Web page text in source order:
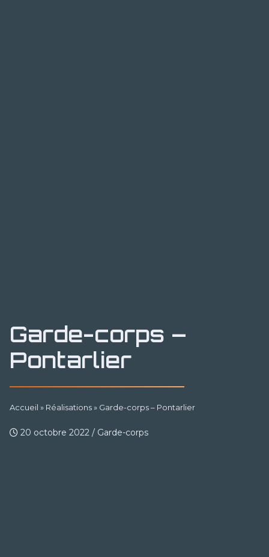
Garde-corps –
Pontarlier
Accueil » Réalisations» Garde-corps – Pontarlier
20 octobre 2022 / Garde-corps